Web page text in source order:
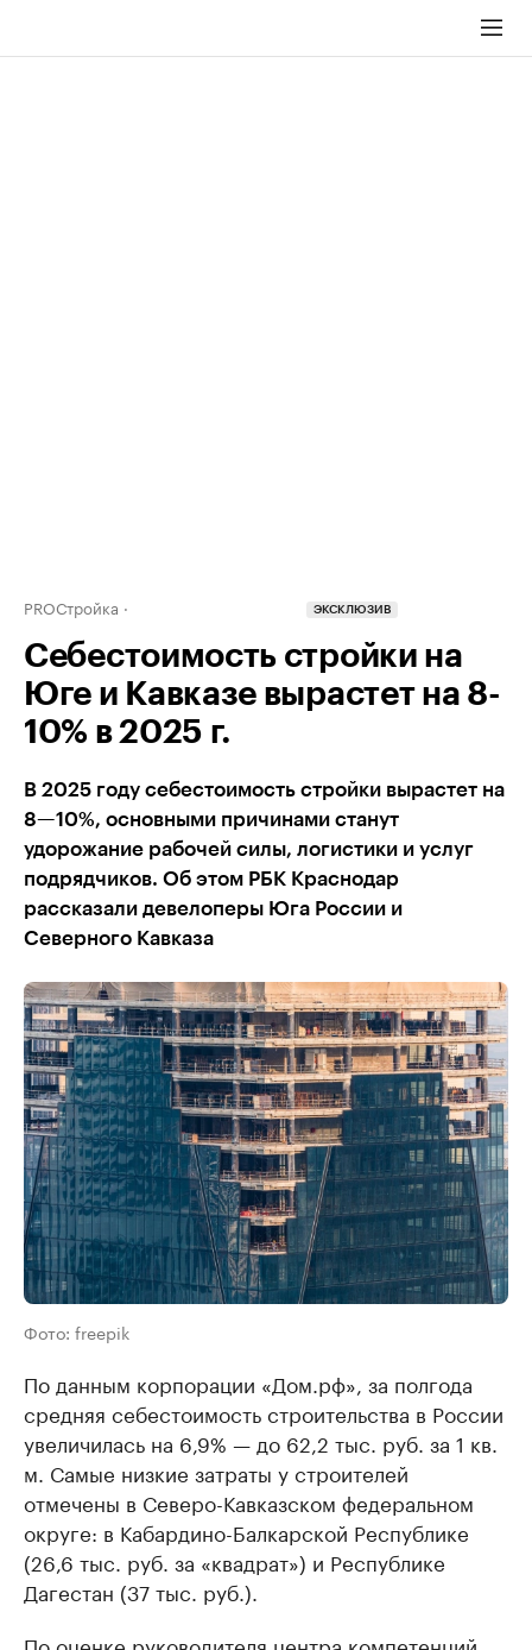
PROСтройка ЭКСКЛЮЗИВ
Себестоимость стройки на
Юге и Кавказе вырастет на 8-
10% в 2025 г.
В 2025 году себестоимость стройки вырастет на
8—10%, основными причинами станут
удорожание рабочей силы, логистики и услуг
подрядчиков. Об этом РБК Краснодар
рассказали девелоперы Юга России и
Северного Кавказа
Фото: freepik
По данным корпорации «Дом.рф», за полгода
средняя себестоимость строительства в России
увеличилась на 6,9% — до 62,2 тыс. руб. за 1 кв.
м. Самые низкие затраты у строителей
отмечены в Северо-Кавказском федеральном
округе: в Кабардино-Балкарской Республике
(26,6 тыс. руб. за «квадрат») и Республике
Дагестан (37 тыс. руб.).